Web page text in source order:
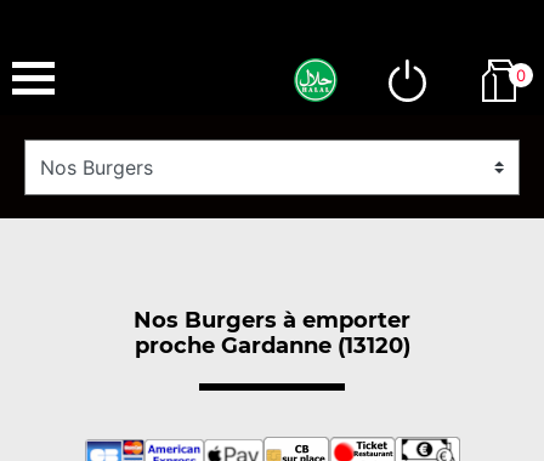
0
Nos Burgers à emporter
proche Gardanne (13120)